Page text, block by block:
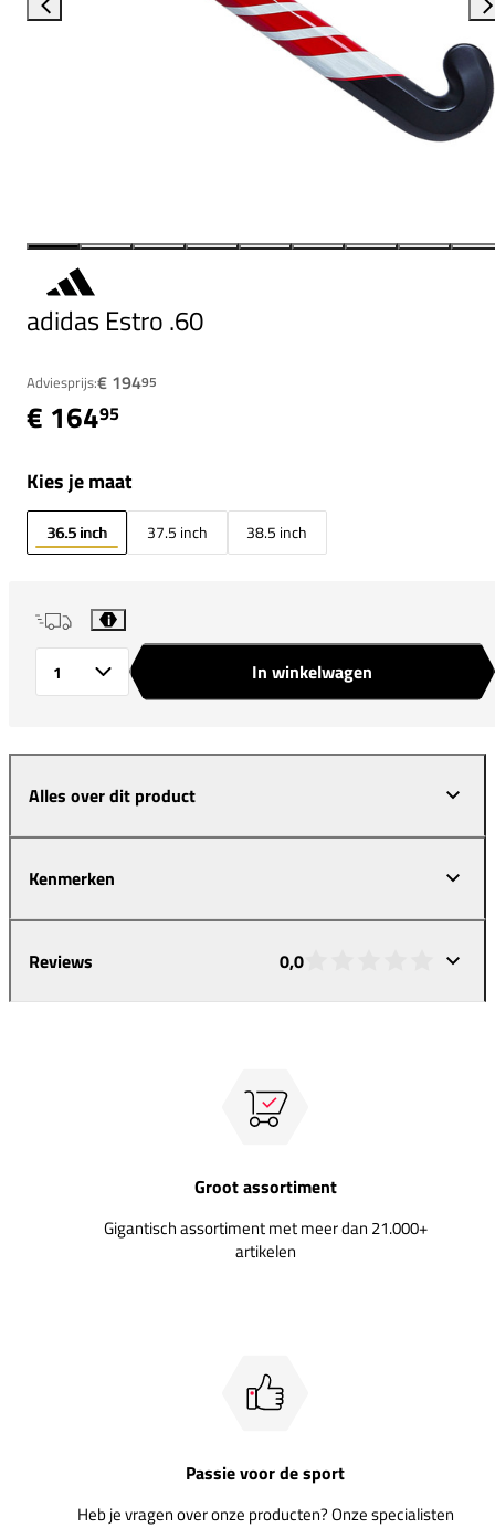
adidas Estro .60
Adviesprijs:€ 19495
€ 16495
Kies je maat
36.5 inch 37.5 inch 38.5 inch
i
In winkelwagen
Alles over dit product
Kenmerken
Reviews 0,0
Groot assortiment
Gigantisch assortiment met meer dan 21.000+
artikelen
Passie voor de sport
Heb je vragen over onze producten? Onze specialisten